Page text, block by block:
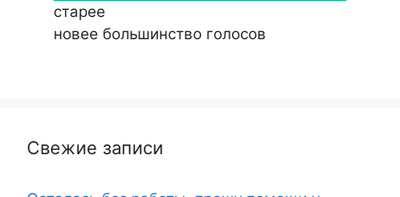
старее
новее большинство голосов
Свежие записи